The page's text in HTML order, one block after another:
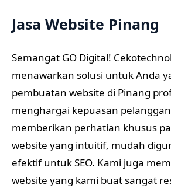
Jasa Website Pinang
Semangat GO Digital!
menawarkan solusi untuk Anda
pembuatan website di Pinang
menghargai kepuasan
memberikan perhatian khusus
website yang intuitif, mudah
efektif untuk SEO. Kami juga
website yang kami buat sangat